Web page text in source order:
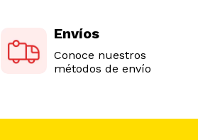
Envíos
Conoce nuestros
métodos de envío